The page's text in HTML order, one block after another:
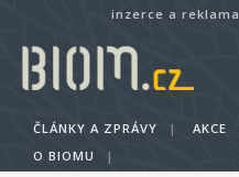
inzerce a reklama
ČLÁNKY A ZPRÁVY | AKCE
O BIOMU
|